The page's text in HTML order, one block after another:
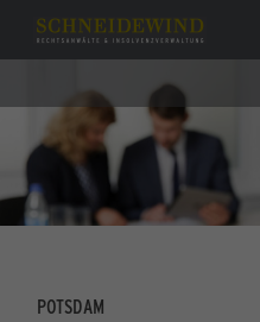
POTSDAM